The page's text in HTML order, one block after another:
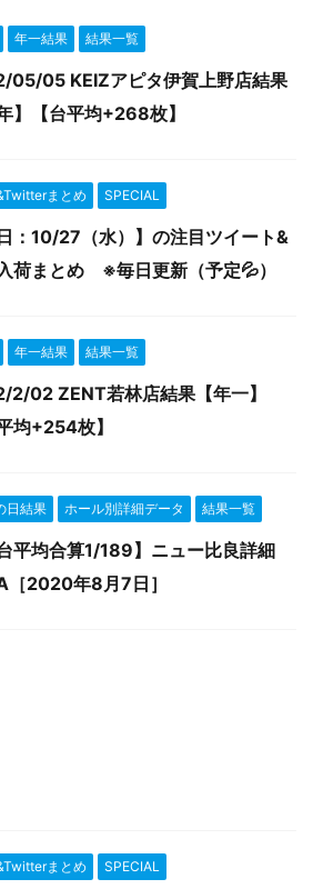
年一結果 結果一覧
05/05 KEIZアピタ伊賀上野店結果
年】【台平均+268枚】
まとめ SPECIAL
日：10/27（水）】の注目ツイート&
荷まとめ ※毎日更新（予定💦）
年一結果 結果一覧
2/02 ZENT若林店結果【年一】
均+254枚】
日結果 ホール別詳細データ 結果一覧
台平均合算1/189】ニュー比良詳細
［2020年8月7日］
まとめ SPECIAL